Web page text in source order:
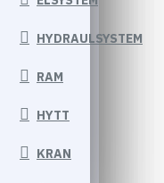
HYDRAULSYSTEM
RAM
HYTT
KRAN